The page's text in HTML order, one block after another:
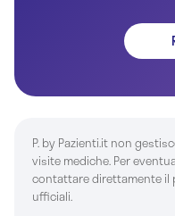
P. by Pazienti.it non
visite mediche. Per
contattare direttamente il
ufficiali.